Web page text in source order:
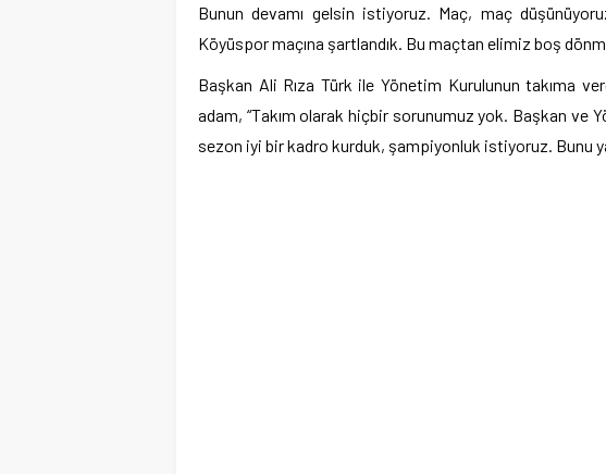
Bunun devamı gelsin istiyoruz. Maç, maç
Köyüspor maçına şartlandık. Bu maçtan elimiz boş
Başkan Ali Rıza Türk ile Yönetim Kurulunun takıma
adam, “Takım olarak hiçbir sorunumuz yok. Başkan
sezon iyi bir kadro kurduk, şampiyonluk istiyoruz. Bunu